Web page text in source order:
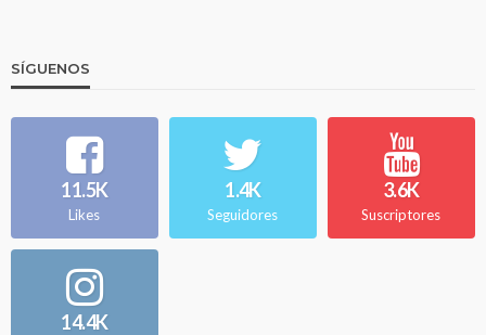
SÍGUENOS
11.5K
Likes
1.4K
Seguidores
3.6K
Suscriptores
14.4K